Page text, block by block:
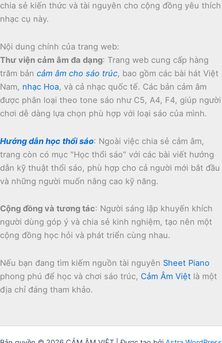
chia sẻ kiến thức và tài nguyên cho cộng đồng yêu thích
nhạc cụ này.
Nội dung chính của trang web:
Thư viện cảm âm đa dạng: Trang web cung cấp hàng
trăm bản cảm âm cho sáo trúc, bao gồm các bài hát Việt
Nam, nhạc Hoa, và cả nhạc quốc tế. Các bản cảm âm
được phân loại theo tone sáo như C5, A4, F4, giúp người
chơi dễ dàng lựa chọn phù hợp với loại sáo của mình.
Hướng dẫn học thổi sáo: Ngoài việc chia sẻ cảm âm,
trang còn có mục "Học thổi sáo" với các bài viết hướng
dẫn kỹ thuật thổi sáo, phù hợp cho cả người mới bắt đầu
và những người muốn nâng cao kỹ năng.
Cộng đồng và tương tác: Người sáng lập khuyến khích
người dùng góp ý và chia sẻ kinh nghiệm, tạo nên một
cộng đồng học hỏi và phát triển cùng nhau.
Nếu bạn đang tìm kiếm nguồn tài nguyên Sheet Piano
phong phú để học và chơi sáo trúc, Cảm Âm Việt là một
địa chỉ đáng tham khảo.